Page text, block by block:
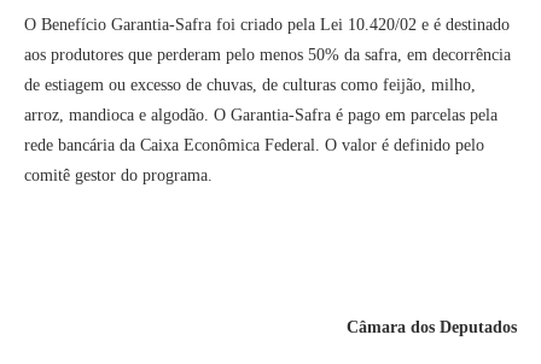
O Benefício Garantia-Safra foi criado pela Lei 10.420/02 e é destinado
aos produtores que perderam pelo menos 50% da safra, em decorrência
de estiagem ou excesso de chuvas, de culturas como feijão, milho,
arroz, mandioca e algodão. O Garantia-Safra é pago em parcelas pela
rede bancária da Caixa Econômica Federal. O valor é definido pelo
comitê gestor do programa.
Câmara dos Deputados